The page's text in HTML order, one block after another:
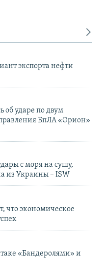
экспорта нефти
об ударе по двум
БпЛА «Орион»
с моря на сушу,
из Украины – ISW
что экономическое
«Бандеролями» и